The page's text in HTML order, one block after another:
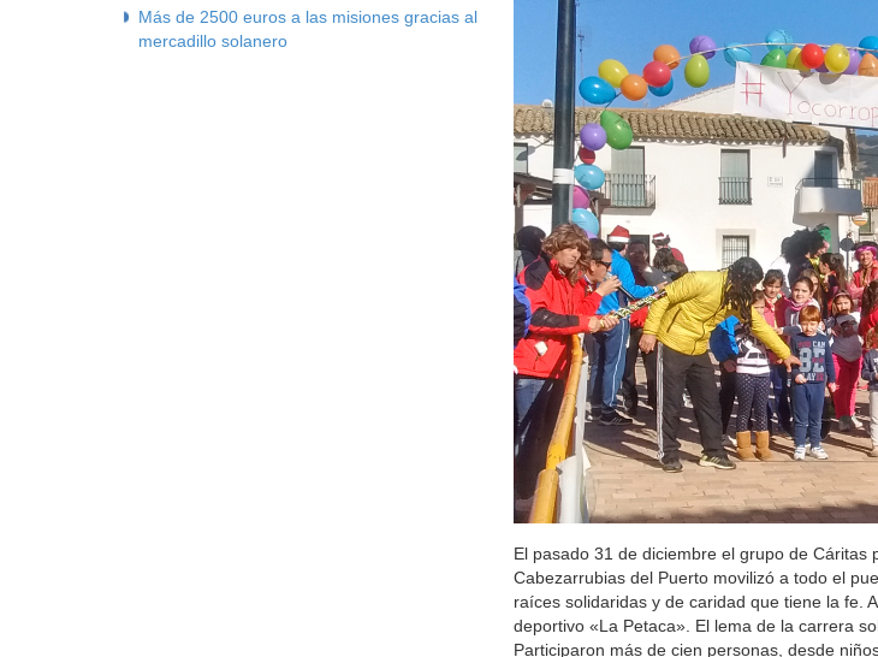
Más de 2500 euros a las misiones gracias al
mercadillo solanero
El pasado 31 de diciembre el grupo de
Cabezarrubias del Puerto movilizó a todo el
raíces solidaridas y de caridad que tiene la fe.
deportivo «La Petaca». El lema de la carrera
Participaron más de cien personas, desde